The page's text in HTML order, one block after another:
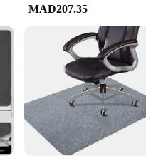
MAD207.35